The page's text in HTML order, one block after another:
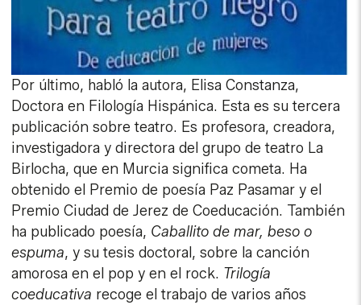
Por último, habló la autora, Elisa Constanza,
Doctora en Filología Hispánica. Esta es su tercera
publicación sobre teatro. Es profesora, creadora,
investigadora y directora del grupo de teatro La
Birlocha, que en Murcia significa cometa. Ha
obtenido el Premio de poesía Paz Pasamar y el
Premio Ciudad de Jerez de Coeducación. También
ha publicado poesía, Caballito de mar, beso o
espuma, y su tesis doctoral, sobre la canción
amorosa en el pop y en el rock. Trilogía
coeducativa recoge el trabajo de varios años